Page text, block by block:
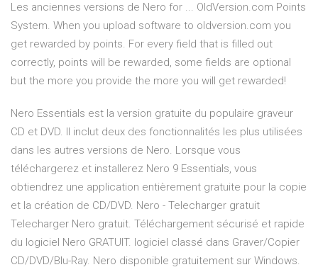
Les anciennes versions de Nero for ... OldVersion.com Points
System. When you upload software to oldversion.com you
get rewarded by points. For every field that is filled out
correctly, points will be rewarded, some fields are optional
but the more you provide the more you will get rewarded!
Nero Essentials est la version gratuite du populaire graveur
CD et DVD. Il inclut deux des fonctionnalités les plus utilisées
dans les autres versions de Nero. Lorsque vous
téléchargerez et installerez Nero 9 Essentials, vous
obtiendrez une application entièrement gratuite pour la copie
et la création de CD/DVD. Nero - Telecharger gratuit
Telecharger Nero gratuit. Téléchargement sécurisé et rapide
du logiciel Nero GRATUIT. logiciel classé dans Graver/Copier
CD/DVD/Blu-Ray. Nero disponible gratuitement sur Windows.